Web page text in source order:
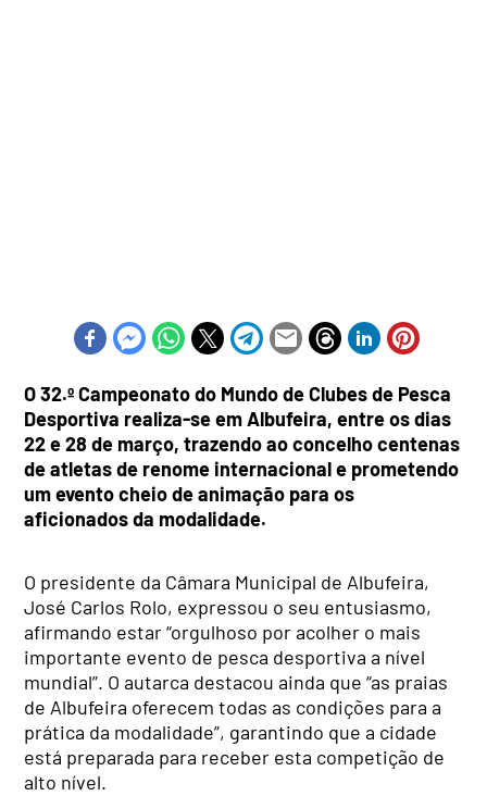
O 32.º Campeonato do Mundo de Clubes de Pesca
Desportiva realiza-se em Albufeira, entre os dias
22 e 28 de março, trazendo ao concelho centenas
de atletas de renome internacional e prometendo
um evento cheio de animação para os
aficionados da modalidade.
O presidente da Câmara Municipal de Albufeira,
José Carlos Rolo, expressou o seu entusiasmo,
afirmando estar “orgulhoso por acolher o mais
importante evento de pesca desportiva a nível
mundial”. O autarca destacou ainda que “as praias
de Albufeira oferecem todas as condições para a
prática da modalidade”, garantindo que a cidade
está preparada para receber esta competição de
alto nível.